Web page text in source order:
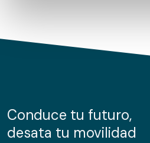
de cookies.
información sobre el uso que
nuestros partners de redes
Conduce tu futuro,
desata tu movilidad